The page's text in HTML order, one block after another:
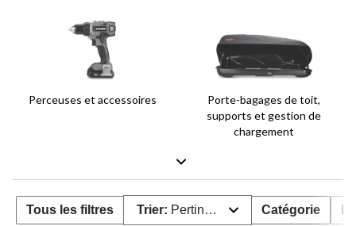
Perceuses et accessoires
Porte-bagages de toit,
supports et gestion de
chargement
Tous les filtres Trier: Pertinence Catégorie